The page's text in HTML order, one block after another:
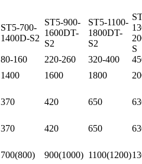
ST5-700-
1400D-S2
ST5-900-
1600DT-
S2
ST5-1100-
1800DT-
S2
S
80-160 220-260 320-400
1400 1600 1800
370 420 650
370 420 650
700(800) 900(1000) 1100(1200)